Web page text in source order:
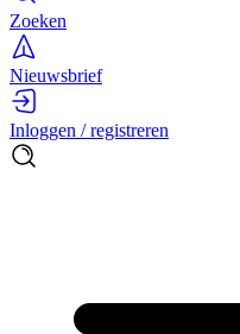
Zoeken
Nieuwsbrief
Inloggen / registreren